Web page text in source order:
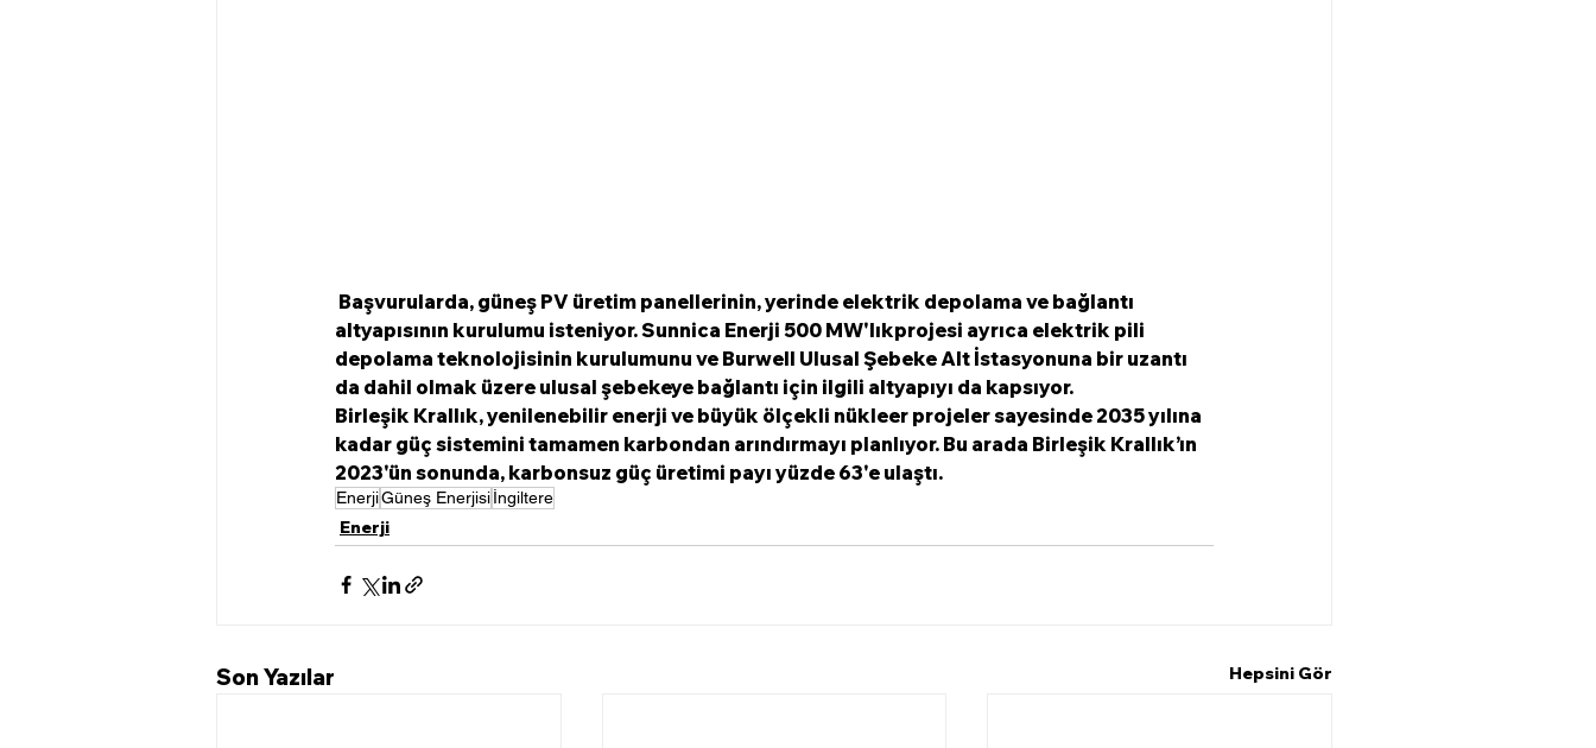
altyapısının kurulumu isteniyor. Sunnica Enerji 500 MW'lıkprojesi ayrıca elektrik pili
depolama teknolojisinin kurulumunu ve Burwell Ulusal Şebeke Alt İstasyonuna bir uzantı
da dahil olmak üzere ulusal şebekeye bağlantı için ilgili altyapıyı da kapsıyor.
Birleşik Krallık, yenilenebilir enerji ve büyük ölçekli nükleer projeler sayesinde 2035 yılına
kadar güç sistemini tamamen karbondan arındırmayı planlıyor. Bu arada Birleşik Krallık’ın
2023'ün sonunda, karbonsuz güç üretimi payı yüzde 63'e ulaştı.
EnerjiGüneş Enerjisiİngiltere
Enerji
Son Yazılar Hepsini Gör